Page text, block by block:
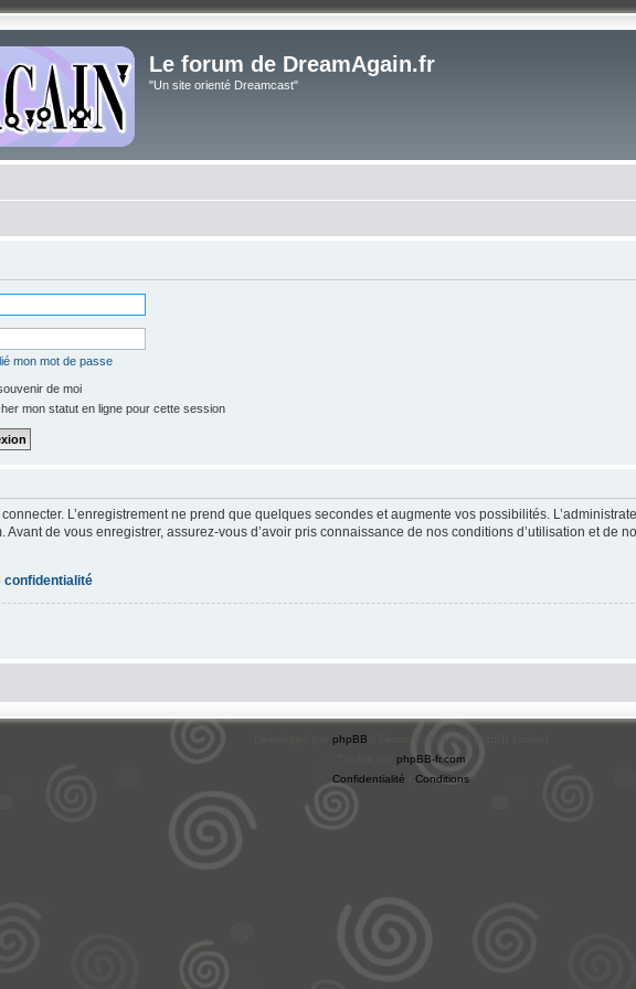
Le forum de DreamAgain.fr
"Un site orienté Dreamcast"
mon mot de passe
de moi
mon statut en ligne pour cette session
L’enregistrement ne prend que quelques secondes et augmente vos possibilités.
de vous enregistrer, assurez-vous d’avoir pris connaissance de nos conditions d’utilisation et de
confidentialité
phpBB
phpBB-fr.com
Confidentialité
Conditions